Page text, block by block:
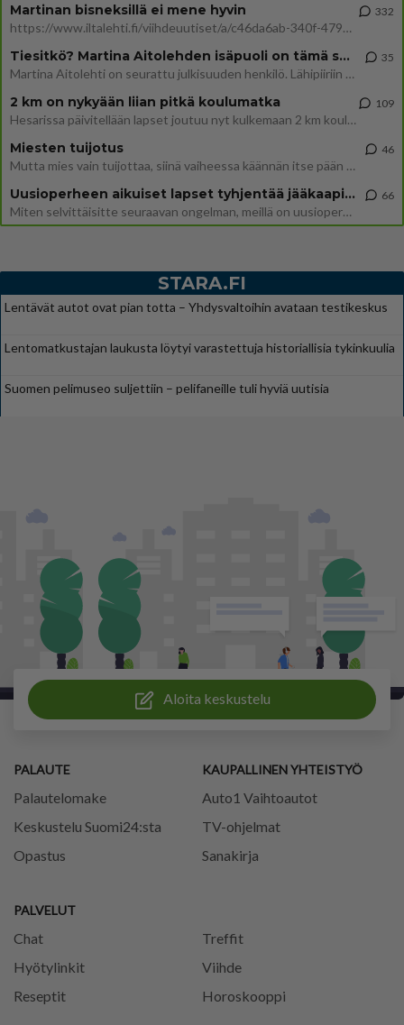
Martinan bisneksillä ei mene hyvin
https://www.iltalehti.fi/viihdeuutiset/a/c46da6ab-340f-4790-aaa7-0865eed2336 Yrityksen konkurssihakemus on tullut kärä
332
Tiesitkö? Martina Aitolehden isäpuoli on tämä suosittu laulaja
Martina Aitolehti on seurattu julkisuuden henkilö. Lähipiiriin mahtuu muitakin tunnettuja henkilöitä. Tiesitkö, että Ma
35
2 km on nykyään liian pitkä koulumatka
Hesarissa päivitellään lapset joutuu nyt kulkemaan 2 km kouluun jösses. Ruostefillarilla tuo matka menee vaikka miten äk
109
Miesten tuijotus
Mutta mies vain tuijottaa, siinä vaiheessa käännän itse pään pois. Mikä juttu? Yleensä jos joku tuijottaa tai katsoo, hä
46
Uusioperheen aikuiset lapset tyhjentää jääkaapin käydessään
Miten selvittäisitte seuraavan ongelman, meillä on uusioperhe, minulla teini-ikäiset lapset ja puolisolla aikuiset, jotk
66
STARA.FI
Lentävät autot ovat pian totta – Yhdysvaltoihin avataan testikeskus
Lentomatkustajan laukusta löytyi varastettuja historiallisia tykinkuulia
Suomen pelimuseo suljettiin – pelifaneille tuli hyviä uutisia
Aloita keskustelu
PALAUTE
Palautelomake
Keskustelu Suomi24:sta
Opastus
PALVELUT
Chat
Treffit
Hyötylinkit
Viihde
Reseptit
Horoskooppi
KAUPALLINEN YHTEISTYÖ
Auto1 Vaihtoautot
TV-ohjelmat
Sanakirja